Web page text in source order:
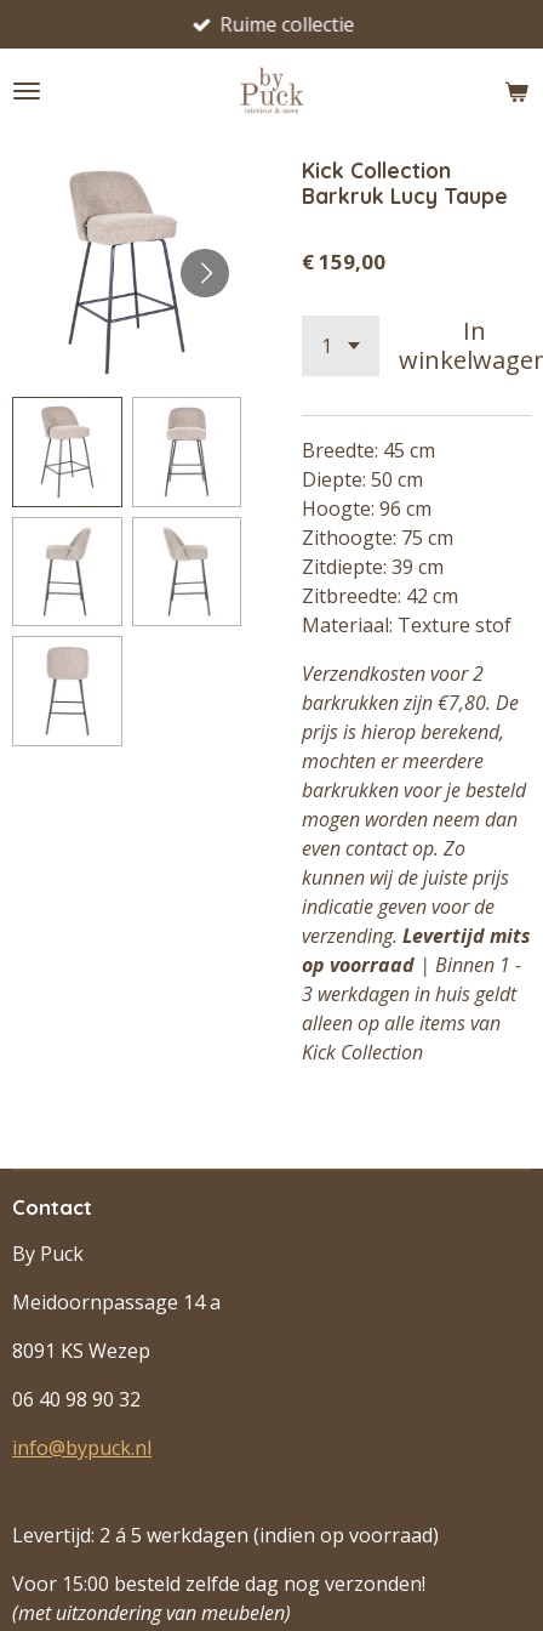
direct
naar
Ruime collectie
Kick Collection
Barkruk Lucy Taupe
€ 159,00
In
Breedte: 45 cm
Diepte: 50 cm
Hoogte: 96 cm
Zithoogte: 75 cm
Zitdiepte: 39 cm
Zitbreedte: 42 cm
Materiaal: Texture stof
Verzendkosten voor 2
barkrukken zijn €7,80. De
prijs is hierop berekend,
mochten er meerdere
barkrukken voor je besteld
mogen worden neem dan
even contact op. Zo
kunnen wij de juiste prijs
indicatie geven voor de
verzending. Levertijd mits
op voorraad | Binnen 1 -
3 werkdagen in huis geldt
alleen op alle items van
Kick Collection
Contact
By Puck
Meidoornpassage 14 a
8091 KS Wezep
06 40 98 90 32
info@bypuck.nl
Levertijd: 2 á 5 werkdagen (indien op voorraad)
Voor 15:00 besteld zelfde dag nog verzonden!
(met uitzondering van meubelen)